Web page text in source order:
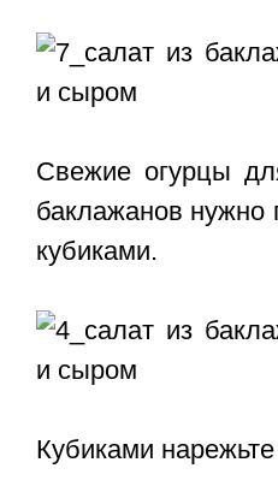
Свежие огурцы
баклажанов нужно
кубиками.
Кубиками